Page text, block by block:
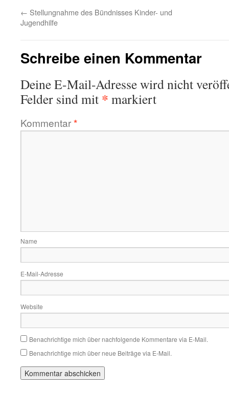
← Stellungnahme des Bündnisses Kinder- und
Jugendhilfe
Schreibe einen Kommentar
Deine E-Mail-Adresse wird nicht
Felder sind mit * markiert
Kommentar*
Name
E-Mail-Adresse
Website
Benachrichtige mich über nachfolgende Kommentare via E-Mail.
Benachrichtige mich über neue Beiträge via E-Mail.